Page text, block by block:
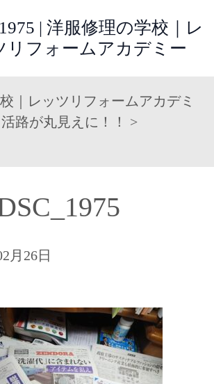
| 洋服修理の学校｜レ
リフォームアカデミー
｜レッツリフォームアカデミ
活路が丸見えに！！
>
月26日